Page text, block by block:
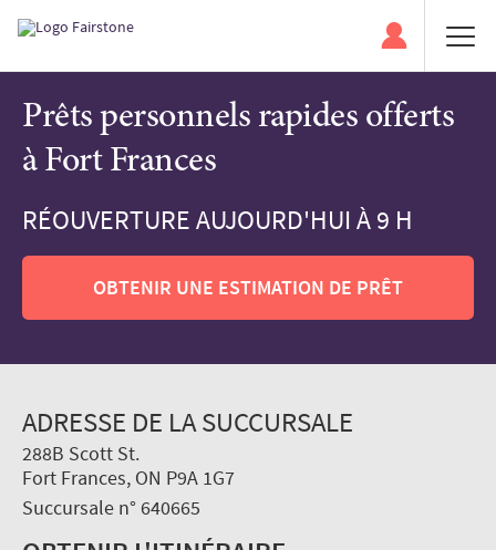
Prêts personnels rapides offerts
à Fort Frances
RÉOUVERTURE AUJOURD'HUI À 9 H
OBTENIR UNE ESTIMATION DE PRÊT
ADRESSE DE LA SUCCURSALE
288B Scott St.
Fort Frances, ON P9A 1G7
Succursale n° 640665